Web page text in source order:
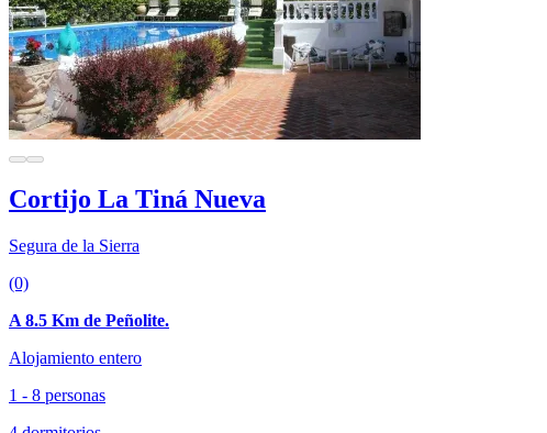
Cortijo La Tiná Nueva
Segura de la Sierra
(0)
A 8.5 Km de Peñolite.
Alojamiento entero
1 - 8 personas